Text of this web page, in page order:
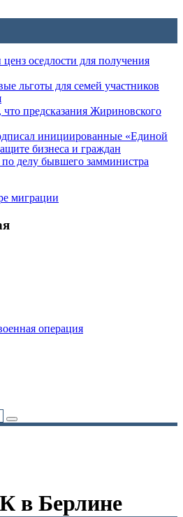
оседлости для получения
льготы для семей участников
что предсказания Жириновского
инициированные «Единой
бизнеса и граждан
делу бывшего замминистра
операция
в Берлине